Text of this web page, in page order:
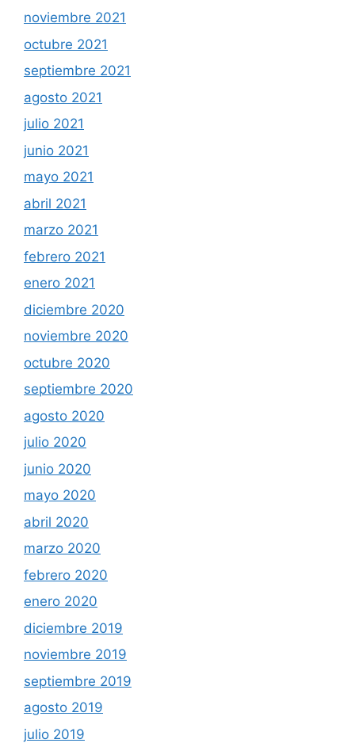
noviembre 2021
octubre 2021
septiembre 2021
agosto 2021
julio 2021
junio 2021
mayo 2021
abril 2021
marzo 2021
febrero 2021
enero 2021
diciembre 2020
noviembre 2020
octubre 2020
septiembre 2020
agosto 2020
julio 2020
junio 2020
mayo 2020
abril 2020
marzo 2020
febrero 2020
enero 2020
diciembre 2019
noviembre 2019
septiembre 2019
agosto 2019
julio 2019